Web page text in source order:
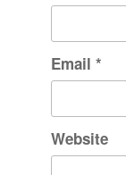
Email *
Website